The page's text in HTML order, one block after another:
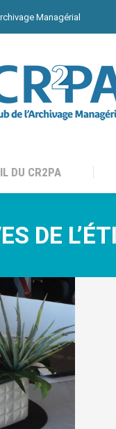
Managérial
DU CR2PA
DE
DU CR2PA